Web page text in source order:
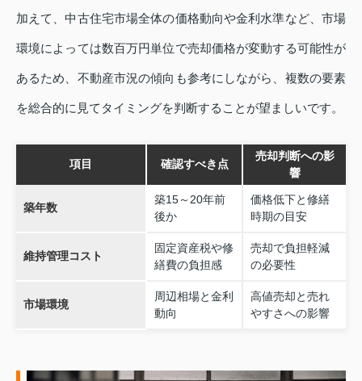
加えて、中古住宅市場全体の価格動向や金利水準など、市場
環境によっては数百万円単位で売却価格が変動する可能性が
あるため、不動産市況の傾向も参考にしながら、複数の要素
を総合的に見てタイミングを判断することが望ましいです。
項目 確認すべき点
売却判断への影
響
築年数
築15～20年前
後か
価格低下と修繕
時期の目安
維持管理コスト
固定資産税や修
繕費の負担感
売却で負担軽減
の必要性
市場環境
周辺相場と金利
動向
高値売却と売れ
やすさへの影響